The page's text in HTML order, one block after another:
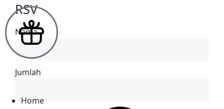
RSV
Nama
Jumlah
Home